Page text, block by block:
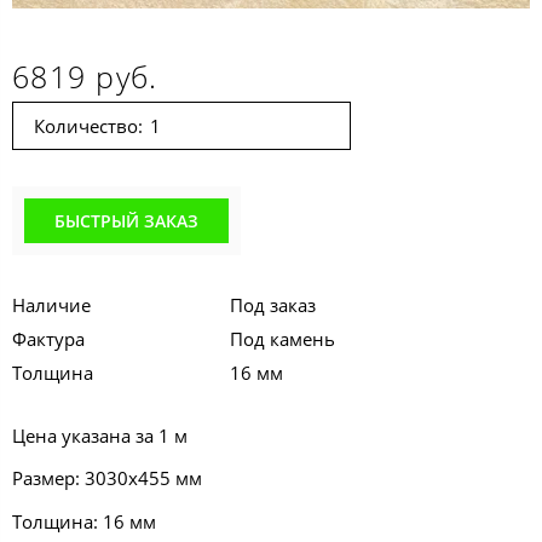
6819 руб.
Количество:
БЫСТРЫЙ ЗАКАЗ
Наличие
Под заказ
Фактура
Под камень
Толщина
16 мм
Цена указана за 1 м
Размер: 3030х455 мм
Толщина: 16 мм